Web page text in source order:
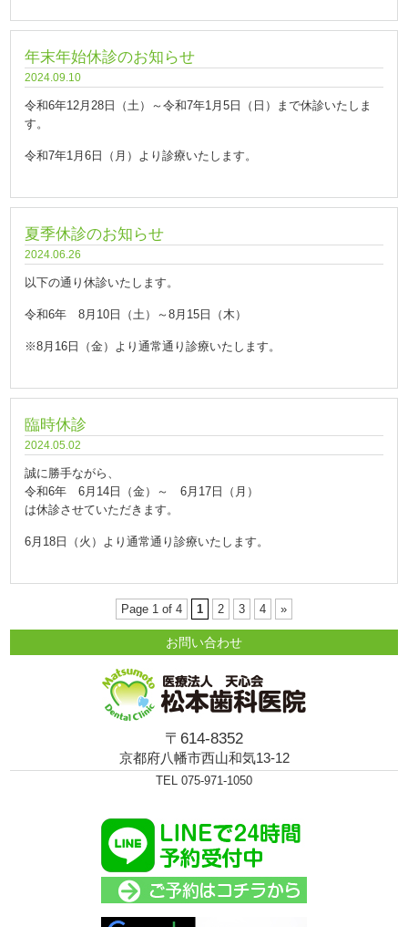
年末年始休診のお知らせ
2024.09.10
令和6年12月28日（土）～令和7年1月5日（日）まで休診いたしま
す。
令和7年1月6日（月）より診療いたします。
夏季休診のお知らせ
2024.06.26
以下の通り休診いたします。
令和6年 8月10日（土）～8月15日（木）
※8月16日（金）より通常通り診療いたします。
臨時休診
2024.05.02
誠に勝手ながら、
令和6年 6月14日（金）～ 6月17日（月）
は休診させていただきます。
6月18日（火）より通常通り診療いたします。
Page 1 of 4 1 2 3 4 »
お問い合わせ
〒614-8352
京都府八幡市西山和気13-12
TEL 075-971-1050